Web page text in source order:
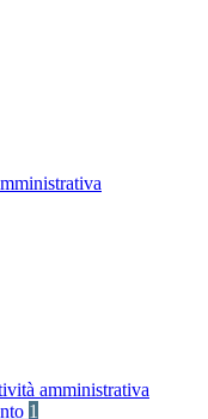
amministrativa
1